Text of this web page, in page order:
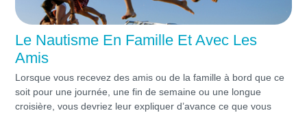
Le Nautisme En Famille Et Avec Les
Amis
Lorsque vous recevez des amis ou de la famille à bord que ce
soit pour une journée, une fin de semaine ou une longue
croisière, vous devriez leur expliquer d’avance ce que vous